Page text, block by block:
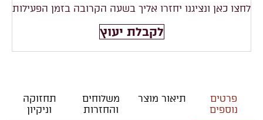
לחצו כאן ונציגנו יחזרו אליך בשעה הקרובה בזמן הפעילות
לקבלת יעוץ
פרטים
נוספים
תיאור מוצר
משלוחים
והחזרות
תחזוקה
וניקיון